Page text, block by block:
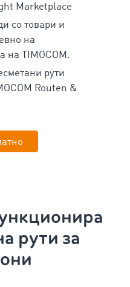
Marketplace
со товари и
на
на TIMOCOM.
рути
Routen &
рути за